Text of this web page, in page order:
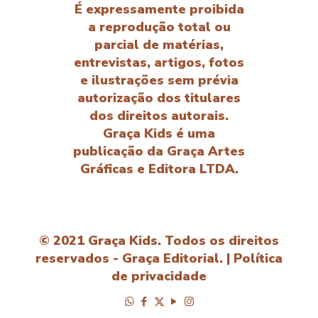
É expressamente proibida
a reprodução total ou
parcial de matérias,
entrevistas, artigos, fotos
e ilustrações sem prévia
autorização dos titulares
dos direitos autorais.
Graça Kids é uma
publicação da Graça Artes
Gráficas e Editora LTDA.
© 2021 Graça Kids. Todos os direitos
reservados - Graça Editorial. | Política
de privacidade